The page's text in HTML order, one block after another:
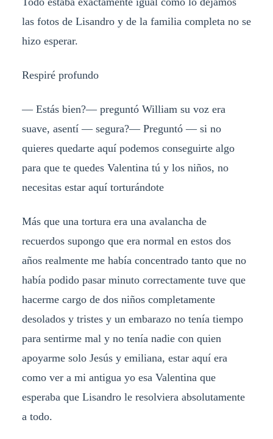
las fotos de Lisandro y de la familia completa no se
hizo esperar.
Respiré profundo
— Estás bien?— preguntó William su voz era
suave, asentí — segura?— Preguntó — si no
quieres quedarte aquí podemos conseguirte algo
para que te quedes Valentina tú y los niños, no
necesitas estar aquí torturándote
Más que una tortura era una avalancha de
recuerdos supongo que era normal en estos dos
años realmente me había concentrado tanto que no
había podido pasar minuto correctamente tuve que
hacerme cargo de dos niños completamente
desolados y tristes y un embarazo no tenía tiempo
para sentirme mal y no tenía nadie con quien
apoyarme solo Jesús y emiliana, estar aquí era
como ver a mi antigua yo esa Valentina que
esperaba que Lisandro le resolviera absolutamente
a todo.